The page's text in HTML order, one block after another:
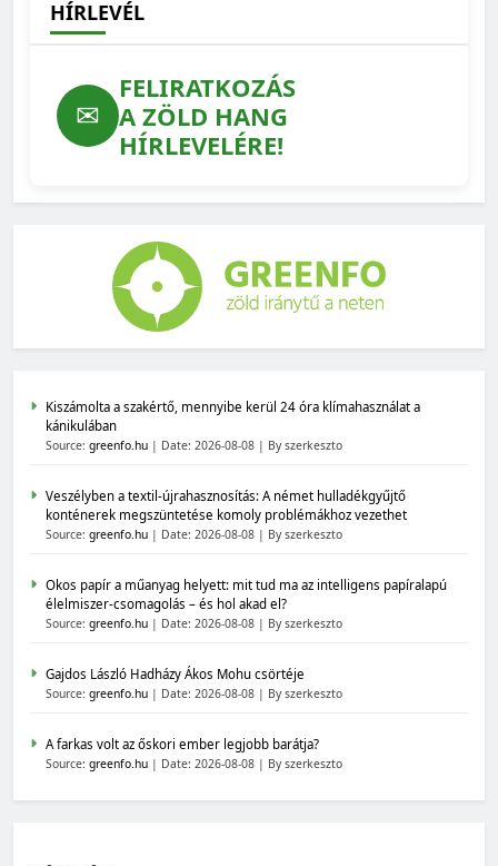
HÍRLEVÉL
✉
FELIRATKOZÁS
A ZÖLD HANG
HÍRLEVELÉRE!
Kiszámolta a szakértő, mennyibe kerül 24 óra klímahasználat a
kánikulában
Source: greenfo.hu Date: 2026-08-08 By szerkeszto
Veszélyben a textil-újrahasznosítás: A német hulladékgyűjtő
konténerek megszüntetése komoly problémákhoz vezethet
Source: greenfo.hu Date: 2026-08-08 By szerkeszto
Okos papír a műanyag helyett: mit tud ma az intelligens papíralapú
élelmiszer-csomagolás – és hol akad el?
Source: greenfo.hu Date: 2026-08-08 By szerkeszto
Gajdos László Hadházy Ákos Mohu csörtéje
Source: greenfo.hu Date: 2026-08-08 By szerkeszto
A farkas volt az őskori ember legjobb barátja?
Source: greenfo.hu Date: 2026-08-08 By szerkeszto